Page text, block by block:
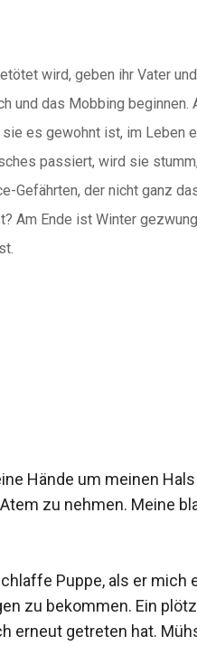
wird, geben ihr Vater
und das Mobbing beginnen.
es gewohnt ist, im Leben
passiert, wird sie
Gefährten, der nicht ganz
Am Ende ist Winter
Hände um meinen
zu nehmen. Meine
Puppe, als er
zu bekommen. Ein
erneut getreten hat.